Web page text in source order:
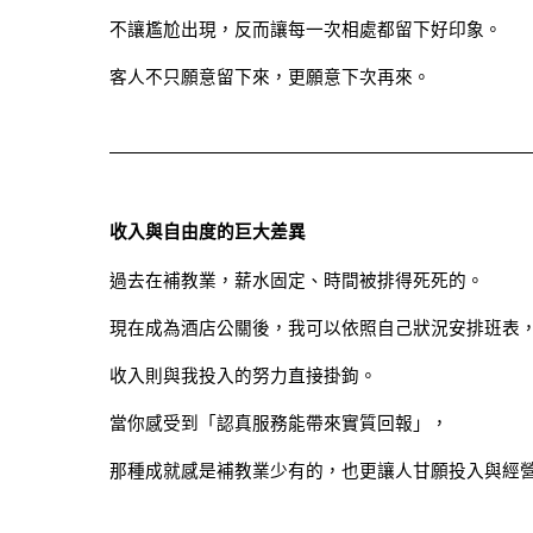
不讓尷尬出現，反而讓每一次相處都留下好印象。
客人不只願意留下來，更願意下次再來。
收入與自由度的巨大差異
過去在補教業，薪水固定、時間被排得死死的。
現在成為酒店公關後，我可以依照自己狀況安排班表
收入則與我投入的努力直接掛鉤。
當你感受到「認真服務能帶來實質回報」，
那種成就感是補教業少有的，也更讓人甘願投入與經